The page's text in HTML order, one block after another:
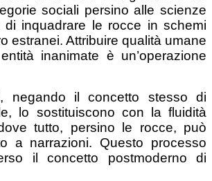
sociali persino alle scienze
di inquadrare le rocce in schemi
estranei. Attribuire qualità umane
inanimate è un’operazione
negando il concetto stesso di
lo sostituiscono con la fluidità
tutto, persino le rocce, può
a narrazioni. Questo processo
il concetto postmoderno di